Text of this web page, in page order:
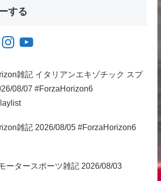
する
InstagramYouTube
雑記 イタリアンエキゾチック スプ
08/07 #ForzaHorizon6
雑記 2026/08/05 #ForzaHorizon6
ータースポーツ雑記 2026/08/03